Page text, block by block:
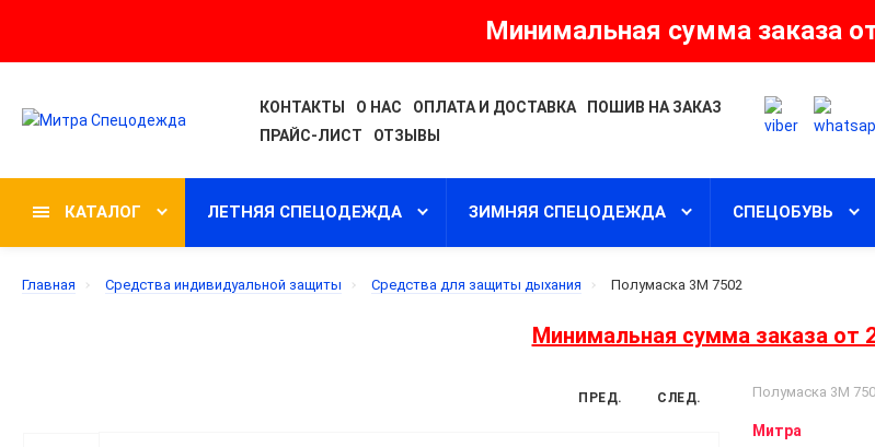
Минимальная сумма заказа
КОНТАКТЫ О НАС ОПЛАТА И ДОСТАВКА
ПОШИВ НА ЗАКАЗ
ПРАЙС-ЛИСТ
ОТЗЫВЫ
КАТАЛОГ ЛЕТНЯЯ СПЕЦОДЕЖДА ЗИМНЯЯ СПЕЦОДЕЖДА СПЕЦОБУВЬ
Главная Средства индивидуальной защиты Средства для защиты дыхания Полумаска 3М 7502
Минимальная сумма заказа от
ПРЕД. СЛЕД. Полумаска 3М
Митра